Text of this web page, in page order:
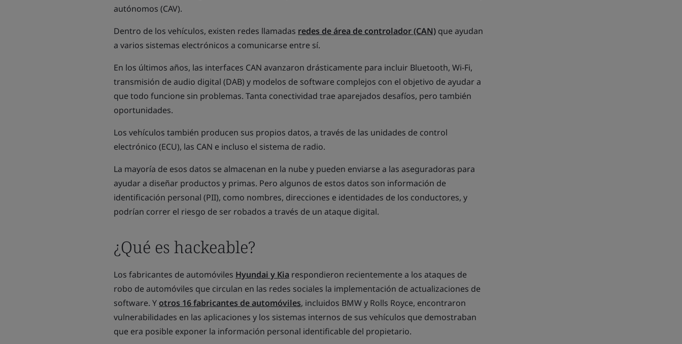
autónomos (CAV).
Dentro de los vehículos, existen redes llamadas redes de área de controlador (CAN) que ayudan
a varios sistemas electrónicos a comunicarse entre sí.
En los últimos años, las interfaces CAN avanzaron drásticamente para incluir Bluetooth, Wi-Fi,
transmisión de audio digital (DAB) y modelos de software complejos con el objetivo de ayudar a
que todo funcione sin problemas. Tanta conectividad trae aparejados desafíos, pero también
oportunidades.
Los vehículos también producen sus propios datos, a través de las unidades de control
electrónico (ECU), las CAN e incluso el sistema de radio.
La mayoría de esos datos se almacenan en la nube y pueden enviarse a las aseguradoras para
ayudar a diseñar productos y primas. Pero algunos de estos datos son información de
identificación personal (PII), como nombres, direcciones e identidades de los conductores, y
podrían correr el riesgo de ser robados a través de un ataque digital.
¿Qué es hackeable?
Los fabricantes de automóviles Hyundai y Kia respondieron recientemente a los ataques de
robo de automóviles que circulan en las redes sociales la implementación de actualizaciones de
software. Y otros 16 fabricantes de automóviles, incluidos BMW y Rolls Royce, encontraron
vulnerabilidades en las aplicaciones y los sistemas internos de sus vehículos que demostraban
que era posible exponer la información personal identificable del propietario.